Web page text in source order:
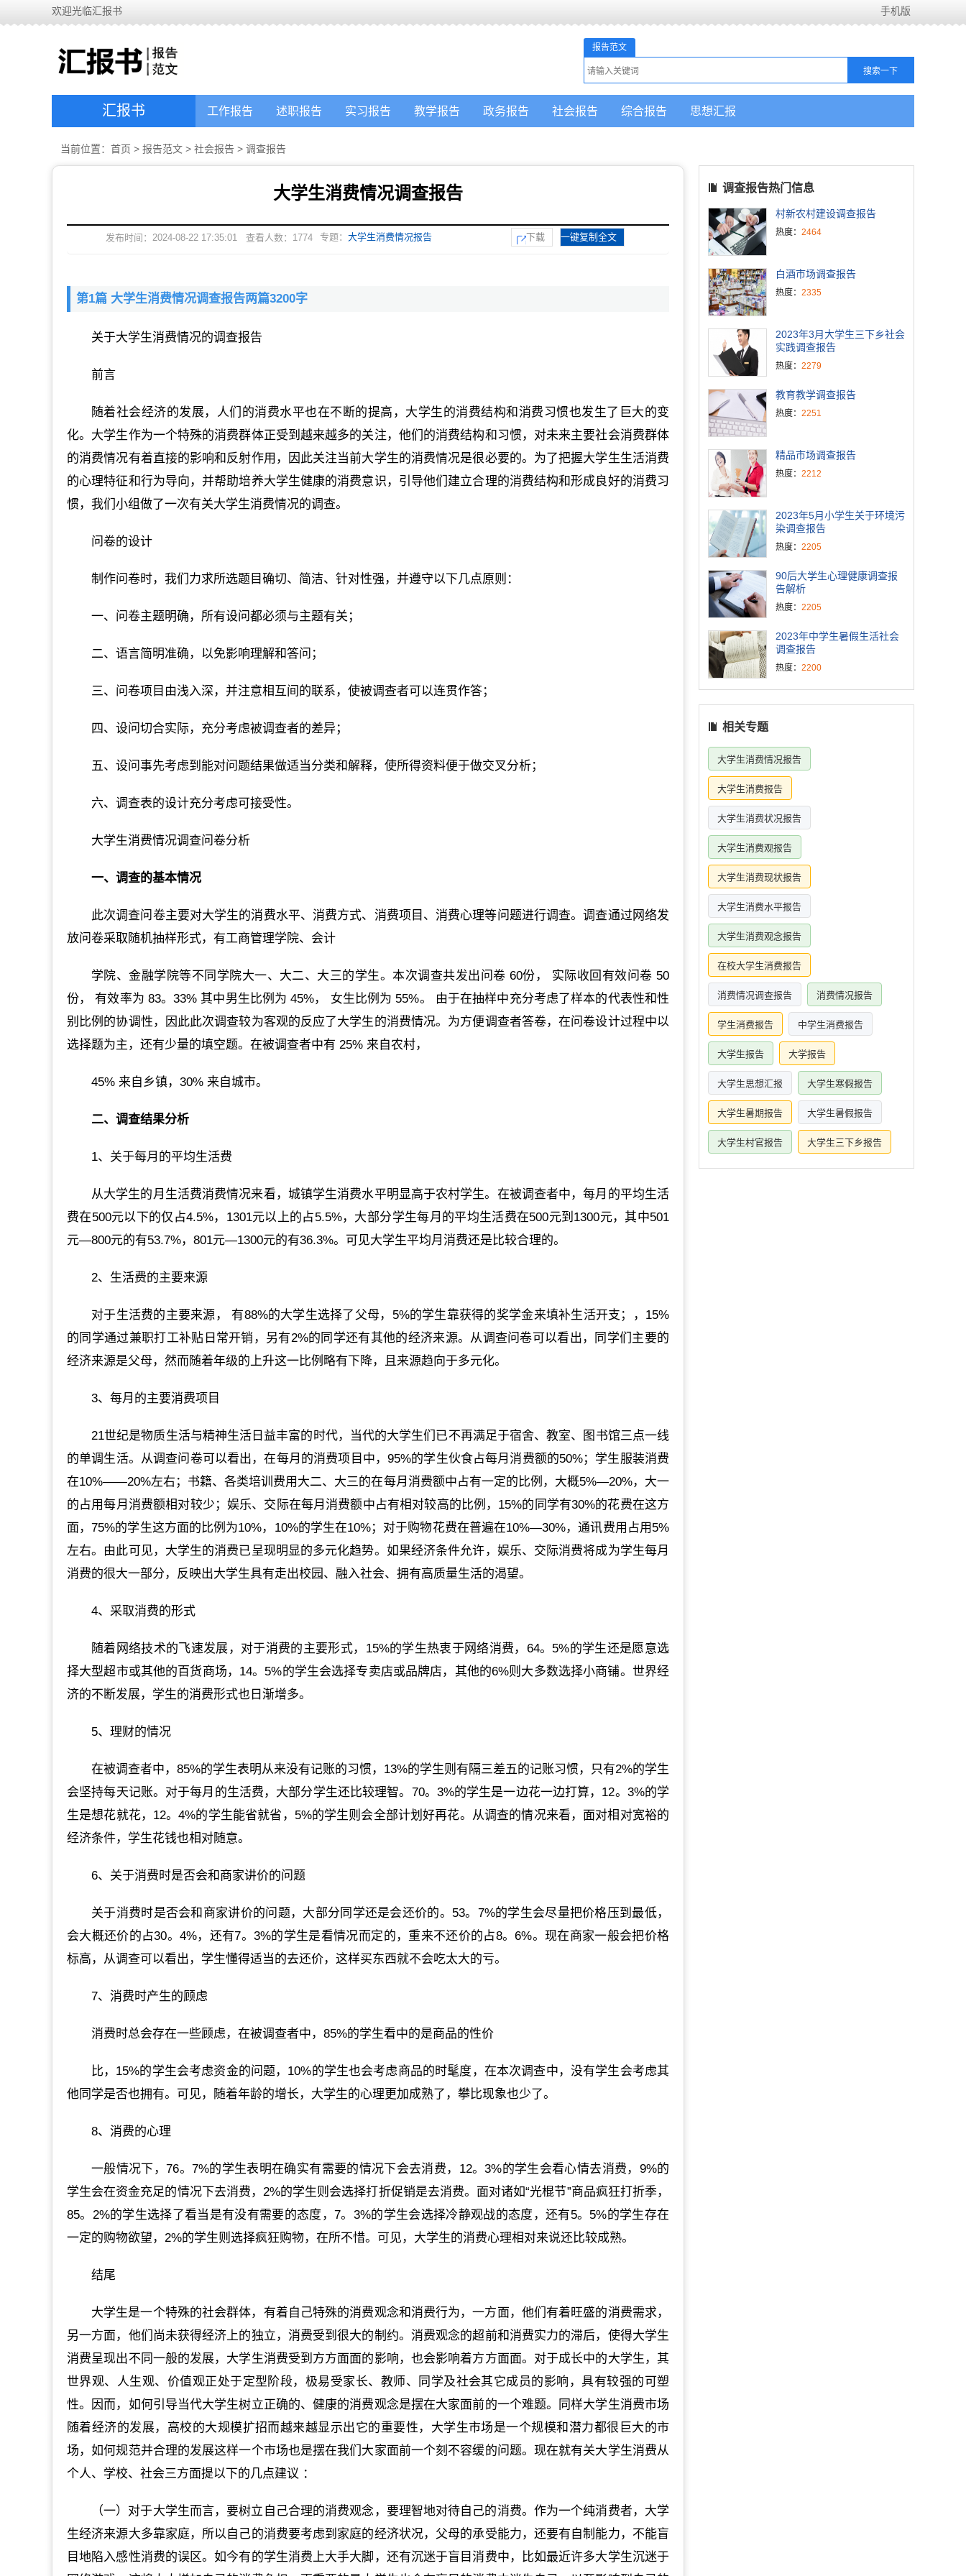
欢迎光临汇报书 手机版
报告范文
汇报书 工作报告 述职报告 实习报告 教学报告 政务报告 社会报告 综合报告 思想汇报
当前位置： 首页 > 报告范文 > 社会报告 > 调查报告
大学生消费情况调查报告
发布时间：2024-08-22 17:35:01 查看人数： 1774 专题： 大学生消费情况报告 下载 一键复制全文
第1篇 大学生消费情况调查报告两篇3200字
关于大学生消费情况的调查报告
前言
随着社会经济的发展，人们的消费水平也在不断的提高，大学生的消费结构和消费习惯也发生了巨大的变
化。大学生作为一个特殊的消费群体正受到越来越多的关注，他们的消费结构和习惯，对未来主要社会消费群体
的消费情况有着直接的影响和反射作用，因此关注当前大学生的消费情况是很必要的。为了把握大学生生活消费
的心理特征和行为导向，并帮助培养大学生健康的消费意识，引导他们建立合理的消费结构和形成良好的消费习
惯，我们小组做了一次有关大学生消费情况的调查。
问卷的设计
制作问卷时，我们力求所选题目确切、简洁、针对性强，并遵守以下几点原则：
一、问卷主题明确，所有设问都必须与主题有关；
二、语言简明准确，以免影响理解和答问；
三、问卷项目由浅入深，并注意相互间的联系，使被调查者可以连贯作答；
四、设问切合实际，充分考虑被调查者的差异；
五、设问事先考虑到能对问题结果做适当分类和解释，使所得资料便于做交叉分析；
六、调查表的设计充分考虑可接受性。
大学生消费情况调查问卷分析
一、调查的基本情况
此次调查问卷主要对大学生的消费水平、消费方式、消费项目、消费心理等问题进行调查。调查通过网络发
放问卷采取随机抽样形式，有工商管理学院、会计
学院、金融学院等不同学院大一、大二、大三的学生。本次调查共发出问卷 60份， 实际收回有效问卷 50
份， 有效率为 83。33% 其中男生比例为 45%， 女生比例为 55%。 由于在抽样中充分考虑了样本的代表性和性
别比例的协调性，因此此次调查较为客观的反应了大学生的消费情况。为方便调查者答卷，在问卷设计过程中以
选择题为主，还有少量的填空题。在被调查者中有 25% 来自农村，
45% 来自乡镇，30% 来自城市。
二、调查结果分析
1、关于每月的平均生活费
从大学生的月生活费消费情况来看，城镇学生消费水平明显高于农村学生。在被调查者中，每月的平均生活
费在500元以下的仅占4.5%，1301元以上的占5.5%，大部分学生每月的平均生活费在500元到1300元，其中501
元—800元的有53.7%，801元—1300元的有36.3%。可见大学生平均月消费还是比较合理的。
2、生活费的主要来源
对于生活费的主要来源， 有88%的大学生选择了父母，5%的学生靠获得的奖学金来填补生活开支；，15%
的同学通过兼职打工补贴日常开销，另有2%的同学还有其他的经济来源。从调查问卷可以看出，同学们主要的
经济来源是父母，然而随着年级的上升这一比例略有下降，且来源趋向于多元化。
3、每月的主要消费项目
21世纪是物质生活与精神生活日益丰富的时代，当代的大学生们已不再满足于宿舍、教室、图书馆三点一线
的单调生活。从调查问卷可以看出，在每月的消费项目中，95%的学生伙食占每月消费额的50%；学生服装消费
在10%——20%左右；书籍、各类培训费用大二、大三的在每月消费额中占有一定的比例，大概5%—20%，大一
的占用每月消费额相对较少；娱乐、交际在每月消费额中占有相对较高的比例，15%的同学有30%的花费在这方
面，75%的学生这方面的比例为10%，10%的学生在10%；对于购物花费在普遍在10%—30%，通讯费用占用5%
左右。由此可见，大学生的消费已呈现明显的多元化趋势。如果经济条件允许，娱乐、交际消费将成为学生每月
消费的很大一部分，反映出大学生具有走出校园、融入社会、拥有高质量生活的渴望。
4、采取消费的形式
随着网络技术的飞速发展，对于消费的主要形式，15%的学生热衷于网络消费，64。5%的学生还是愿意选
择大型超市或其他的百货商场，14。5%的学生会选择专卖店或品牌店，其他的6%则大多数选择小商铺。世界经
济的不断发展，学生的消费形式也日渐增多。
5、理财的情况
在被调查者中，85%的学生表明从来没有记账的习惯，13%的学生则有隔三差五的记账习惯，只有2%的学生
会坚持每天记账。对于每月的生活费，大部分学生还比较理智。70。3%的学生是一边花一边打算，12。3%的学
生是想花就花，12。4%的学生能省就省，5%的学生则会全部计划好再花。从调查的情况来看，面对相对宽裕的
经济条件，学生花钱也相对随意。
6、关于消费时是否会和商家讲价的问题
关于消费时是否会和商家讲价的问题，大部分同学还是会还价的。53。7%的学生会尽量把价格压到最低，
会大概还价的占30。4%，还有7。3%的学生是看情况而定的，重来不还价的占8。6%。现在商家一般会把价格
标高，从调查可以看出，学生懂得适当的去还价，这样买东西就不会吃太大的亏。
7、消费时产生的顾虑
消费时总会存在一些顾虑，在被调查者中，85%的学生看中的是商品的性价
比，15%的学生会考虑资金的问题，10%的学生也会考虑商品的时髦度，在本次调查中，没有学生会考虑其
他同学是否也拥有。可见，随着年龄的增长，大学生的心理更加成熟了，攀比现象也少了。
8、消费的心理
一般情况下，76。7%的学生表明在确实有需要的情况下会去消费，12。3%的学生会看心情去消费，9%的
学生会在资金充足的情况下去消费，2%的学生则会选择打折促销是去消费。面对诸如“光棍节”商品疯狂打折季，
85。2%的学生选择了看当是有没有需要的态度，7。3%的学生会选择冷静观战的态度，还有5。5%的学生存在
一定的购物欲望，2%的学生则选择疯狂购物，在所不惜。可见，大学生的消费心理相对来说还比较成熟。
结尾
大学生是一个特殊的社会群体，有着自己特殊的消费观念和消费行为，一方面，他们有着旺盛的消费需求，
另一方面，他们尚未获得经济上的独立，消费受到很大的制约。消费观念的超前和消费实力的滞后，使得大学生
消费呈现出不同一般的发展，大学生消费受到方方面面的影响，也会影响着方方面面。对于成长中的大学生，其
世界观、人生观、价值观正处于定型阶段，极易受家长、教师、同学及社会其它成员的影响，具有较强的可塑
性。因而，如何引导当代大学生树立正确的、健康的消费观念是摆在大家面前的一个难题。同样大学生消费市场
随着经济的发展，高校的大规模扩招而越来越显示出它的重要性，大学生市场是一个规模和潜力都很巨大的市
场，如何规范并合理的发展这样一个市场也是摆在我们大家面前一个刻不容缓的问题。现在就有关大学生消费从
个人、学校、社会三方面提以下的几点建议 ：
（一）对于大学生而言，要树立自己合理的消费观念，要理智地对待自己的消费。作为一个纯消费者，大学
生经济来源大多靠家庭，所以自己的消费要考虑到家庭的经济状况，父母的承受能力，还要有自制能力，不能盲
目地陷入感性消费的误区。如今有的学生消费上大手大脚，还有沉迷于盲目消费中，比如最近许多大学生沉迷于
调查报告热门信息
村新农村建设调查报告
热度： 2464
白酒市场调查报告
热度： 2335
2023年3月大学生三下乡社会
实践调查报告
热度： 2279
教育教学调查报告
热度： 2251
精品市场调查报告
热度： 2212
2023年5月小学生关于环境污
染调查报告
热度： 2205
90后大学生心理健康调查报
告解析
热度： 2205
2023年中学生暑假生活社会
调查报告
热度： 2200
相关专题
大学生消费情况报告
大学生消费报告
大学生消费状况报告
大学生消费观报告
大学生消费现状报告
大学生消费水平报告
大学生消费观念报告
在校大学生消费报告
消费情况调查报告 消费情况报告
学生消费报告 中学生消费报告
大学生报告 大学报告
大学生思想汇报 大学生寒假报告
大学生暑期报告 大学生暑假报告
大学生村官报告 大学生三下乡报告